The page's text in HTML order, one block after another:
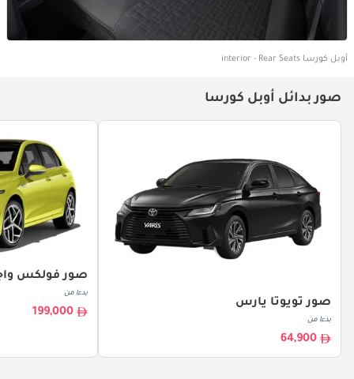
أوبل كورسا interior - Rear Seats
صور بدائل أوبل كورسا
صور تويوتا يارس
بدءا من
64,900
صور فولكس
بدءا من
199,000